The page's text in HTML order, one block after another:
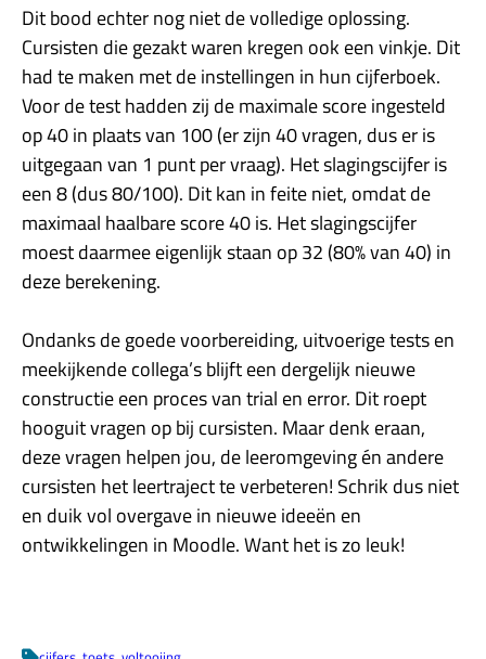
Dit bood echter nog niet de volledige oplossing.
Cursisten die gezakt waren kregen ook een vinkje. Dit
had te maken met de instellingen in hun cijferboek.
Voor de test hadden zij de maximale score ingesteld
op 40 in plaats van 100 (er zijn 40 vragen, dus er is
uitgegaan van 1 punt per vraag). Het slagingscijfer is
een 8 (dus 80/100). Dit kan in feite niet, omdat de
maximaal haalbare score 40 is. Het slagingscijfer
moest daarmee eigenlijk staan op 32 (80% van 40) in
deze berekening.
Ondanks de goede voorbereiding, uitvoerige tests en
meekijkende collega’s blijft een dergelijk nieuwe
constructie een proces van trial en error. Dit roept
hooguit vragen op bij cursisten. Maar denk eraan,
deze vragen helpen jou, de leeromgeving én andere
cursisten het leertraject te verbeteren! Schrik dus niet
en duik vol overgave in nieuwe ideeën en
ontwikkelingen in Moodle. Want het is zo leuk!